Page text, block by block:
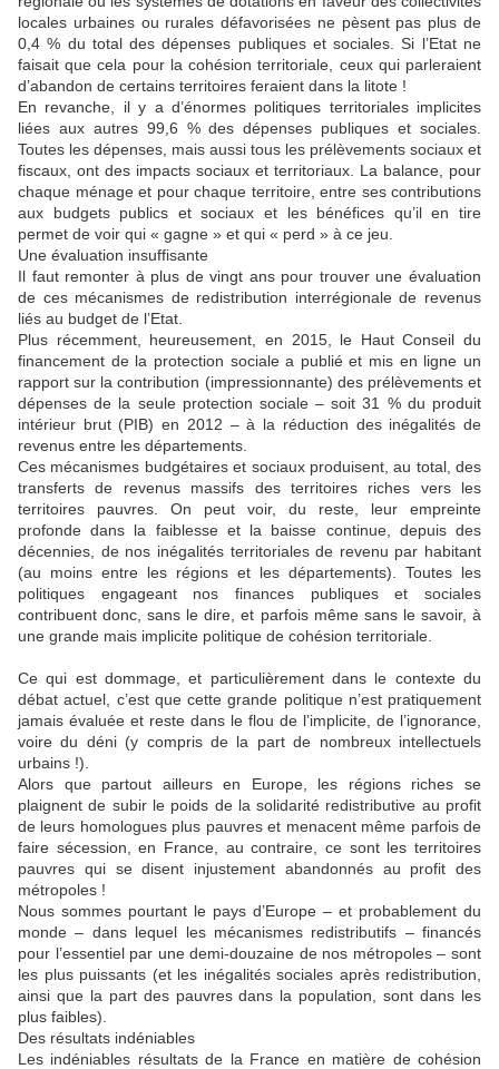
locales urbaines ou rurales défavorisées ne pèsent pas plus de
0,4 % du total des dépenses publiques et sociales. Si l’Etat ne
faisait que cela pour la cohésion territoriale, ceux qui parleraient
d’abandon de certains territoires feraient dans la litote !
En revanche, il y a d’énormes politiques territoriales implicites
liées aux autres 99,6 % des dépenses publiques et sociales.
Toutes les dépenses, mais aussi tous les prélèvements sociaux et
fiscaux, ont des impacts sociaux et territoriaux. La balance, pour
chaque ménage et pour chaque territoire, entre ses contributions
aux budgets publics et sociaux et les bénéfices qu’il en tire
permet de voir qui « gagne » et qui « perd » à ce jeu.
Une évaluation insuffisante
Il faut remonter à plus de vingt ans pour trouver une évaluation
de ces mécanismes de redistribution interrégionale de revenus
liés au budget de l’Etat.
Plus récemment, heureusement, en 2015, le Haut Conseil du
financement de la protection sociale a publié et mis en ligne un
rapport sur la contribution (impressionnante) des prélèvements et
dépenses de la seule protection sociale – soit 31 % du produit
intérieur brut (PIB) en 2012 – à la réduction des inégalités de
revenus entre les départements.
Ces mécanismes budgétaires et sociaux produisent, au total, des
transferts de revenus massifs des territoires riches vers les
territoires pauvres. On peut voir, du reste, leur empreinte
profonde dans la faiblesse et la baisse continue, depuis des
décennies, de nos inégalités territoriales de revenu par habitant
(au moins entre les régions et les départements). Toutes les
politiques engageant nos finances publiques et sociales
contribuent donc, sans le dire, et parfois même sans le savoir, à
une grande mais implicite politique de cohésion territoriale.
Ce qui est dommage, et particulièrement dans le contexte du
débat actuel, c’est que cette grande politique n’est pratiquement
jamais évaluée et reste dans le flou de l’implicite, de l’ignorance,
voire du déni (y compris de la part de nombreux intellectuels
urbains !).
Alors que partout ailleurs en Europe, les régions riches se
plaignent de subir le poids de la solidarité redistributive au profit
de leurs homologues plus pauvres et menacent même parfois de
faire sécession, en France, au contraire, ce sont les territoires
pauvres qui se disent injustement abandonnés au profit des
métropoles !
Nous sommes pourtant le pays d’Europe – et probablement du
monde – dans lequel les mécanismes redistributifs – financés
pour l’essentiel par une demi-douzaine de nos métropoles – sont
les plus puissants (et les inégalités sociales après redistribution,
ainsi que la part des pauvres dans la population, sont dans les
plus faibles).
Des résultats indéniables
Les indéniables résultats de la France en matière de cohésion